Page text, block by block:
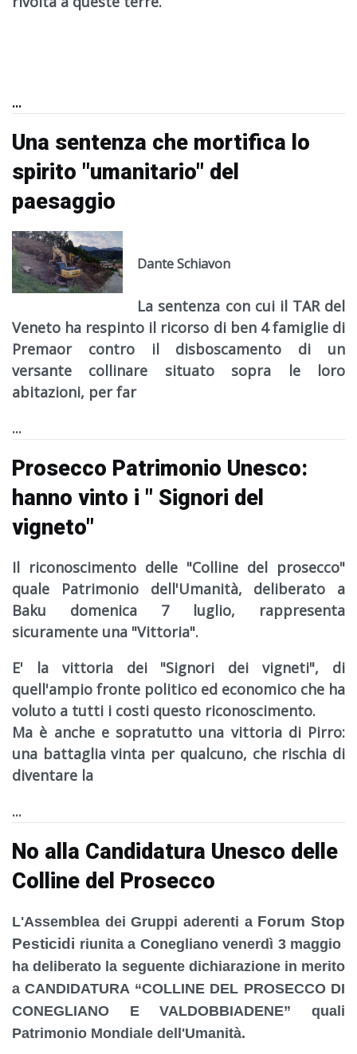
...
Una sentenza che mortifica lo
spirito "umanitario" del
paesaggio
Dante Schiavon
La sentenza con cui il TAR del
Veneto ha respinto il ricorso di ben 4 famiglie di
Premaor contro il disboscamento di un
versante collinare situato sopra le loro
abitazioni, per far
...
Prosecco Patrimonio Unesco:
hanno vinto i " Signori del
vigneto"
Il riconoscimento delle "Colline del prosecco"
quale Patrimonio dell'Umanità, deliberato a
Baku domenica 7 luglio, rappresenta
sicuramente una "Vittoria".
E' la vittoria dei "Signori dei vigneti", di
quell'ampio fronte politico ed economico che ha
voluto a tutti i costi questo riconoscimento.
Ma è anche e sopratutto una vittoria di Pirro:
una battaglia vinta per qualcuno, che rischia di
diventare la
...
No alla Candidatura Unesco delle
Colline del Prosecco
L'Assemblea dei Gruppi aderenti a Forum Stop
Pesticidi riunita a Conegliano venerdì 3 maggio
ha deliberato la seguente dichiarazione in merito
aCANDIDATURA “COLLINE DEL PROSECCO DI
CONEGLIANO E VALDOBBIADENE” quali
Patrimonio Mondiale dell'Umanità.